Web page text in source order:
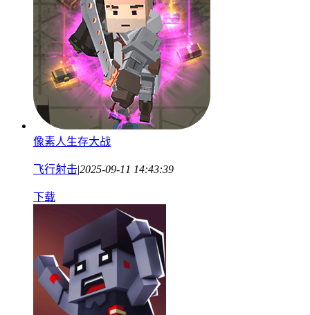
像素人生存大战
飞行射击|2025-09-11 14:43:39
下载